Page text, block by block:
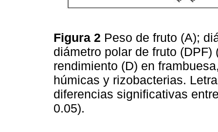
Figura 2 Peso de fruto (A);
diámetro polar de fruto
rendimiento (D) en
húmicas y rizobacterias.
diferencias significativas
0.05).